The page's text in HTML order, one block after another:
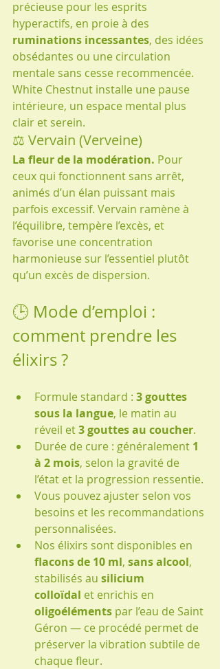
précieuse pour les esprits
hyperactifs, en proie à des
ruminations incessantes, des idées
obsédantes ou une circulation
mentale sans cesse recommencée.
White Chestnut installe une pause
intérieure, un espace mental plus
clair et serein.
⚖ Vervain (Verveine)
La fleur de la modération. Pour
ceux qui fonctionnent sans arrêt,
animés d’un élan puissant mais
parfois excessif. Vervain ramène à
l’équilibre, tempère l’excès, et
favorise une concentration
harmonieuse sur l’essentiel plutôt
qu’un excès de dispersion.
🕒 Mode d’emploi :
comment prendre les
élixirs ?
Formule standard : 3 gouttes
sous la langue, le matin au
réveil et 3 gouttes au coucher.
Durée de cure : généralement 1
à 2 mois, selon la gravité de
l’état et la progression ressentie.
Vous pouvez ajuster selon vos
besoins et les recommandations
personnalisées.
Nos élixirs sont disponibles en
flacons de 10 ml, sans alcool,
stabilisés au silicium
colloïdal et enrichis en
oligoéléments par l’eau de Saint
Géron — ce procédé permet de
préserver la vibration subtile de
chaque fleur.